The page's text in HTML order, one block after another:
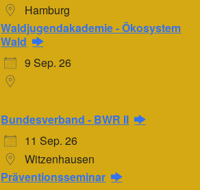
Hamburg
Waldjugendakademie - Ökosystem
Wald
9 Sep. 26
Bundesverband - BWR II
11 Sep. 26
Witzenhausen
Präventionsseminar